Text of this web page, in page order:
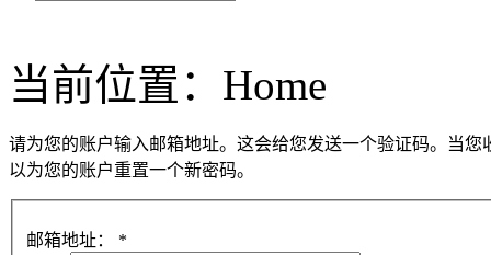
当前位置： Home
请为您的账户输入邮箱地址。这会给您发送一个验证码。当您
以为您的账户重置一个新密码。
邮箱地址： *